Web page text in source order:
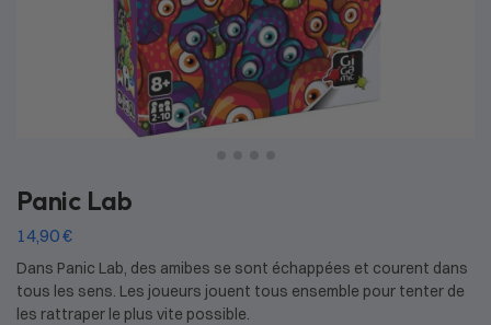
Panic Lab
14,90€
Dans Panic Lab, des amibes se sont échappées et courent dans
tous les sens. Les joueurs jouent tous ensemble pour tenter de
les rattraper le plus vite possible.